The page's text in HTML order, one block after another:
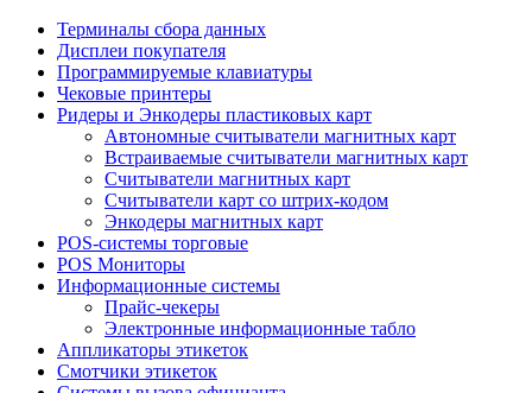
Терминалы сбора данных
Дисплеи покупателя
Программируемые клавиатуры
Чековые принтеры
Ридеры и Энкодеры пластиковых карт
Автономные считыватели магнитных карт
Встраиваемые считыватели магнитных карт
Считыватели магнитных карт
Считыватели карт со штрих-кодом
Энкодеры магнитных карт
POS-системы торговые
POS Мониторы
Информационные системы
Прайс-чекеры
Электронные информационные табло
Аппликаторы этикеток
Смотчики этикеток